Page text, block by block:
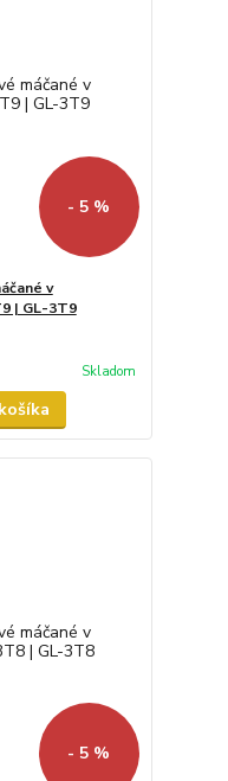
- 5 %
v
| GL-3T9
Skladom
- 5 %